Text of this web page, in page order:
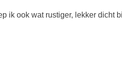
ik ook wat rustiger, lekker